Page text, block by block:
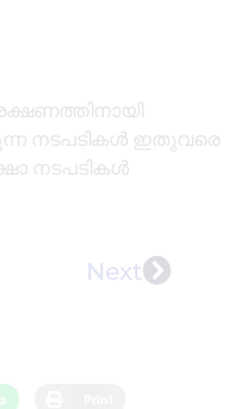
നടപടികൾ ഇതുവരെ
നടപടികൾ
Next